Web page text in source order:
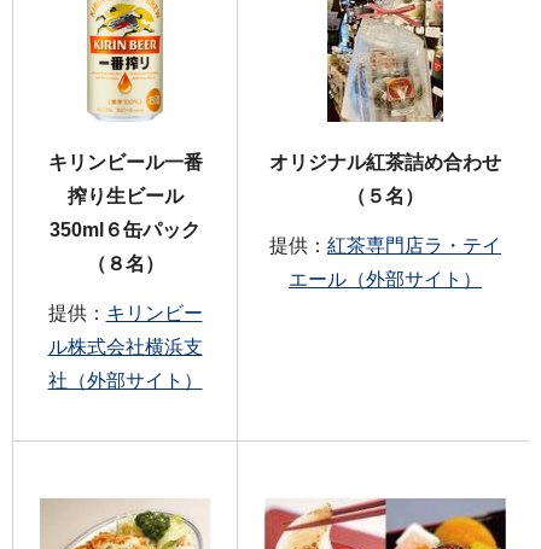
キリンビール一番
搾り生ビール
350ml６缶パック
（８名）
提供： キリンビー
ル株式会社横浜支
社（外部サイト）
オリジナル紅茶詰め合わせ
（５名）
提供： 紅茶専門店ラ・テイ
エール（外部サイト）